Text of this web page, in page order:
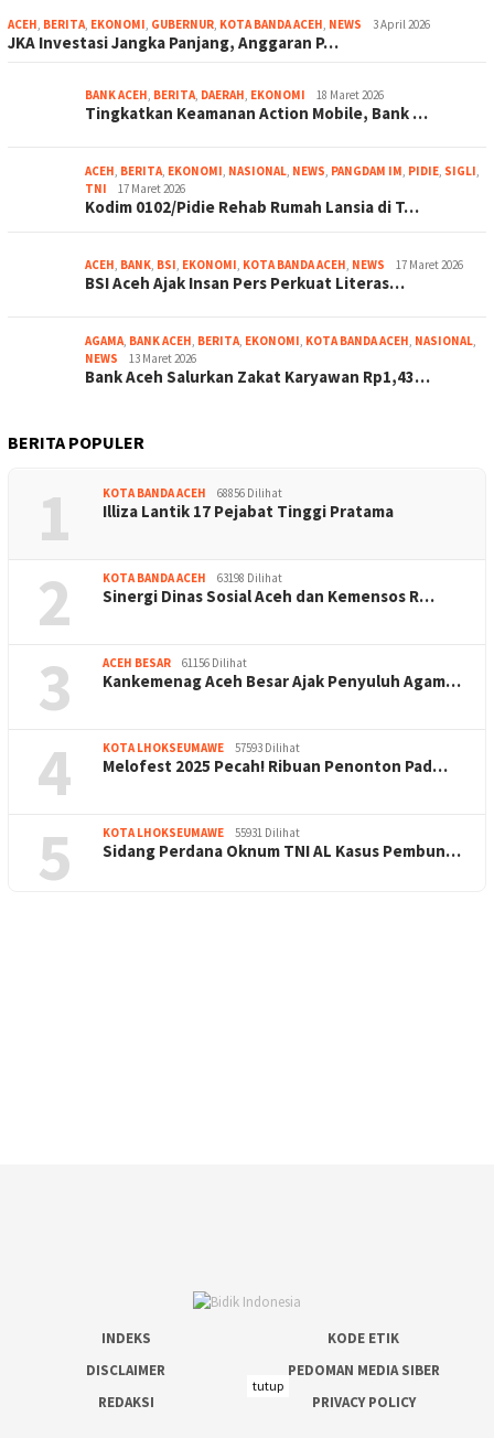
ACEH BERITA EKONOMI GUBERNUR KOTA BANDA ACEH NEWS 3 April 2026
JKA Investasi Jangka Panjang, Anggaran P…
BANK ACEH BERITA DAERAH EKONOMI 18 Maret 2026
Tingkatkan Keamanan Action Mobile, Bank …
ACEH BERITA EKONOMI NASIONAL NEWS PANGDAM IM PIDIE SIGLI
TNI
17 Maret 2026
Kodim 0102/Pidie Rehab Rumah Lansia di T…
ACEH BANK BSI EKONOMI KOTA BANDA ACEH NEWS 17 Maret 2026
BSI Aceh Ajak Insan Pers Perkuat Literas…
AGAMA BANK ACEH BERITA EKONOMI KOTA BANDA ACEH NASIONAL
NEWS
13 Maret 2026
Bank Aceh Salurkan Zakat Karyawan Rp1,43…
BERITA POPULER
1 KOTA BANDA ACEH 68856 Dilihat
Illiza Lantik 17 Pejabat Tinggi Pratama
2 KOTA BANDA ACEH 63198 Dilihat
Sinergi Dinas Sosial Aceh dan Kemensos R…
3 ACEH BESAR 61156 Dilihat
Kankemenag Aceh Besar Ajak Penyuluh Agam…
4 KOTA LHOKSEUMAWE 57593 Dilihat
Melofest 2025 Pecah! Ribuan Penonton Pad…
5 KOTA LHOKSEUMAWE 55931 Dilihat
Sidang Perdana Oknum TNI AL Kasus Pembun…
INDEKS
KODE ETIK
DISCLAIMER
PEDOMAN MEDIA SIBER
REDAKSI
PRIVACY POLICY
tutup